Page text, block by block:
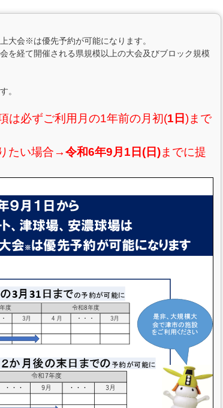
大会※は優先予約が可能になります。
を経て開催される県規模以上の大会及びブロック規模
。
は必ずご利用月の1年前の月初(1日)まで
たい場合→令和6年9月1日(日)までに提